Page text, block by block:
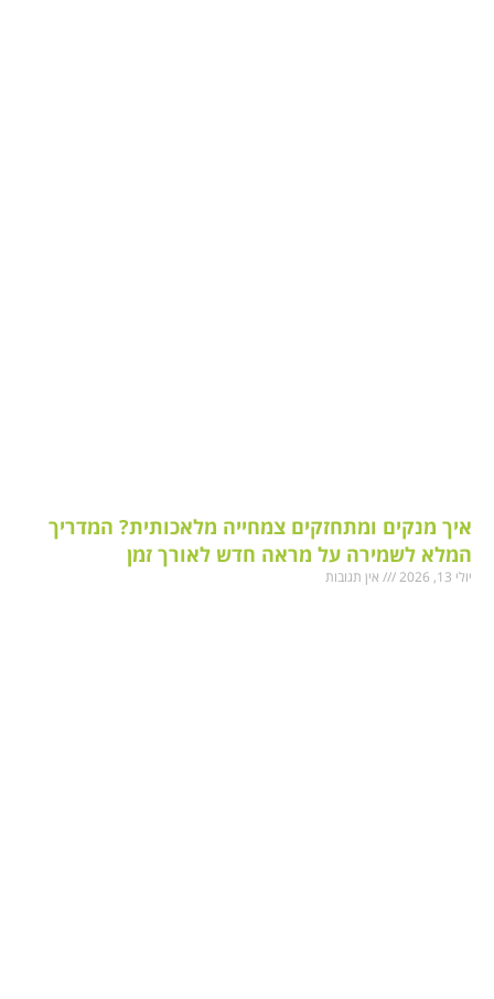
איך מנקים ומתחזקים צמחייה מלאכותית? המדריך
המלא לשמירה על מראה חדש לאורך זמן
יולי 13, 2026 אין תגובות